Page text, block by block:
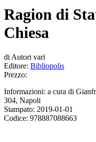
Ragion di
Chiesa
di Autori vari
Editore: Bibliopolis
Prezzo:
Informazioni: a cura di
304, Napoli
Stampato: 2019-01-01
Codice: 978887088663